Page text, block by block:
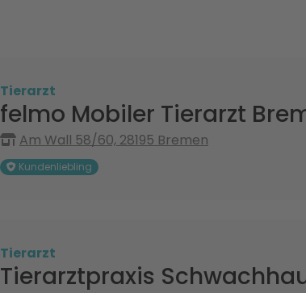
Tierarzt
felmo Mobiler Tierarzt
Am Wall 58/60, 28195 Bremen
Kundenliebling
Tierarzt
Tierarztpraxis